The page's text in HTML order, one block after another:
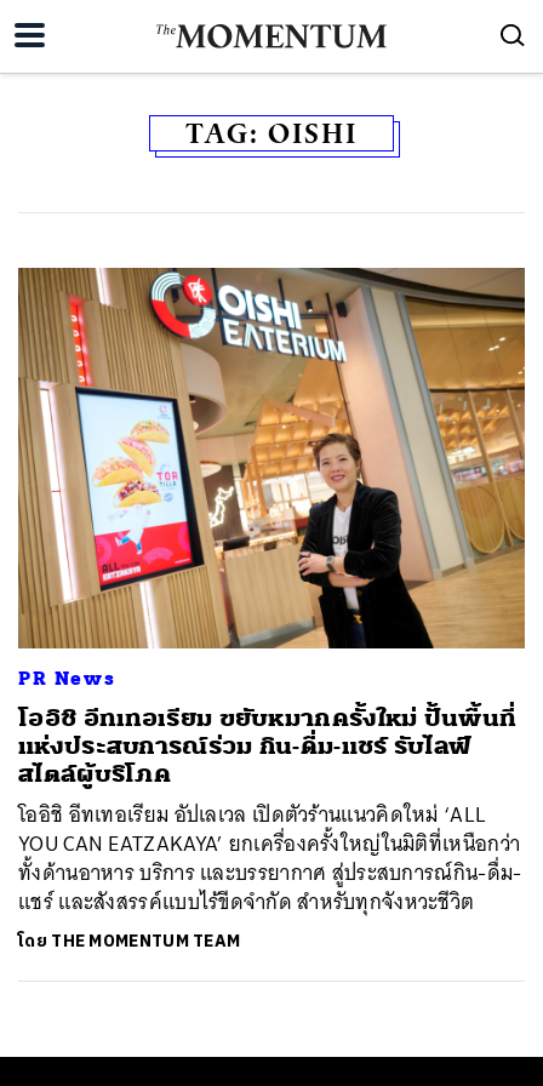
TAG: OISHI
PR News
โออิชิ อีทเทอเรียม ขยับหมากครั้งใหม่ ปั้นพื้นที่
แห่งประสบการณ์ร่วม กิน-ดื่ม-แชร์ รับไลฟ์
สไตล์ผู้บริโภค
โออิชิ อีทเทอเรียม อัปเลเวล เปิดตัวร้านแนวคิดใหม่ ‘ALL
YOU CAN EATZAKAYA’ ยกเครื่องครั้งใหญ่ในมิติที่เหนือกว่า
ทั้งด้านอาหาร บริการ และบรรยากาศ สู่ประสบการณ์กิน-ดื่ม-
แชร์ และสังสรรค์แบบไร้ขีดจำกัด สำหรับทุกจังหวะชีวิต
โดย THE MOMENTUM TEAM
ค้นหา
SHARE TWEET LINE EMAIL